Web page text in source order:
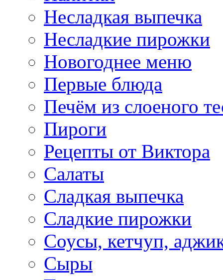
Несладкая выпечка
Несладкие пирожки
Новогоднее меню
Первые блюда
Печём из слоеного
Пироги
Рецепты от Виктора
Салаты
Сладкая выпечка
Сладкие пирожки
Соусы, кетчуп,
Сыры